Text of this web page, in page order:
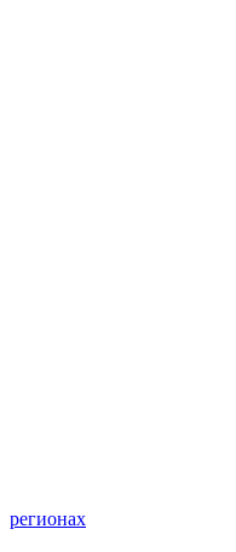
регионах